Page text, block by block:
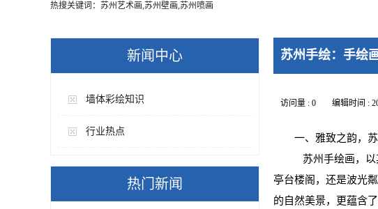
热搜关键词：苏州艺术画,苏州壁画,苏州喷画
新闻中心
墙体彩绘知识
行业热点
热门新闻
苏州手绘：手绘
访问量 : 0 编辑时间 :
一、雅致之韵，
苏州手绘画，以
亭台楼阁，还是波光
的自然美景，更蕴含